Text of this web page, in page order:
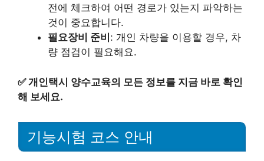
전에 체크하여 어떤 경로가 있는지 파악하는
것이 중요합니다.
필요장비 준비 : 개인 차량을 이용할 경우, 차
량 점검이 필요해요.
✅개인택시 양수교육의 모든 정보를 지금 바로 확인
해 보세요.
기능시험 코스 안내